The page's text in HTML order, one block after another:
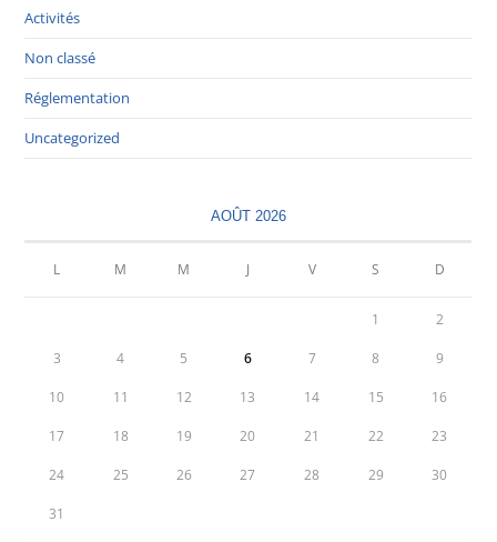
Activités
Non classé
Réglementation
Uncategorized
AOÛT 2026
L M M J V S D
1 2
3 4 5 6 7 8 9
10 11 12 13 14 15 16
17 18 19 20 21 22 23
24 25 26 27 28 29 30
31